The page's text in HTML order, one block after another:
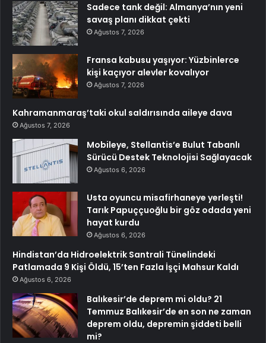
Sadece tank değil: Almanya’nın yeni
savaş planı dikkat çekti
Ağustos 7, 2026
Fransa kabusu yaşıyor: Yüzbinlerce
kişi kaçıyor alevler kovalıyor
Ağustos 7, 2026
Kahramanmaraş’taki okul saldırısında aileye dava
Ağustos 7, 2026
Mobileye, Stellantis’e Bulut Tabanlı
Sürücü Destek Teknolojisi Sağlayacak
Ağustos 6, 2026
Usta oyuncu misafirhaneye yerleşti!
Tarık Papuççuoğlu bir göz odada yeni
hayat kurdu
Ağustos 6, 2026
Hindistan’da Hidroelektrik Santrali Tünelindeki
Patlamada 9 Kişi Öldü, 15’ten Fazla İşçi Mahsur Kaldı
Ağustos 6, 2026
Balıkesir’de deprem mi oldu? 21
Temmuz Balıkesir’de en son ne zaman
deprem oldu, depremin şiddeti belli
mi?